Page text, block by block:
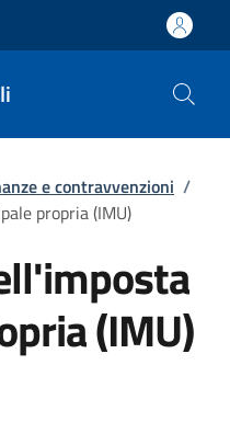
e contravvenzioni /
propria (IMU)
(IMU)